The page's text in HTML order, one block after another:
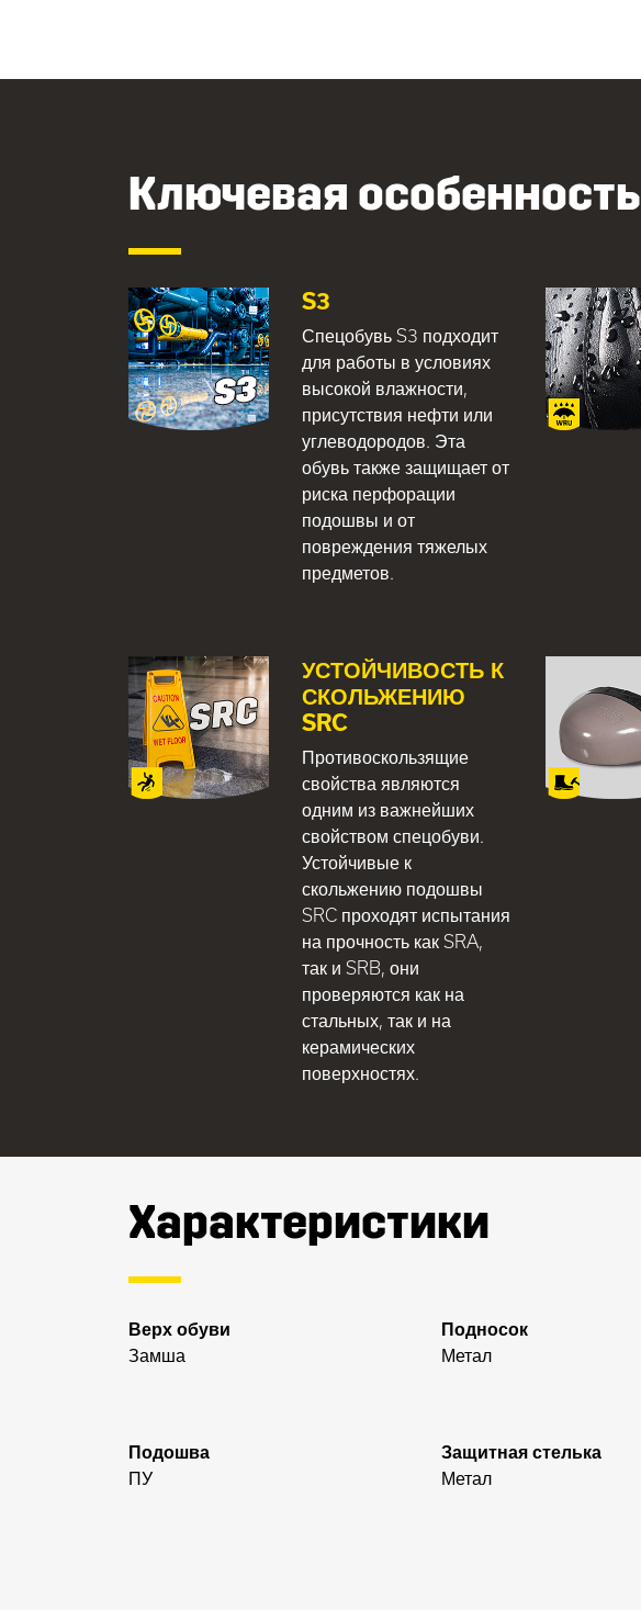
Ключевая особенность
S3
Спецобувь S3 подходит
для работы в условиях
высокой влажности,
присутствия нефти или
углеводородов. Эта
обувь также защищает от
риска перфорации
подошвы и от
повреждения тяжелых
предметов.
УСТОЙЧИВОСТЬ К
СКОЛЬЖЕНИЮ
SRC
Противоскользящие
свойства являются
одним из важнейших
свойством спецобуви.
Устойчивые к
скольжению подошвы
SRC проходят испытания
на прочность как SRA,
так и SRB, они
проверяются как на
стальных, так и на
керамических
поверхностях.
Характеристики
Верх обуви
Замша
Подносок
Метал
Подошва
ПУ
Защитная стелька
Метал